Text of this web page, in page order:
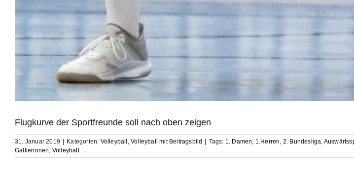
Flugkurve der Sportfreunde soll nach oben zeigen
31. Januar 2019 Kategorien: Volleyball ,Volleyball mit Beitragsbild Tags: 1. Damen, 1.Herren, 2. Bundesliga,
Gallierinnen, Volleyball